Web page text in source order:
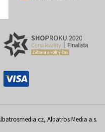
Albatros Media a.s.